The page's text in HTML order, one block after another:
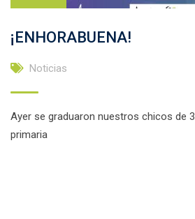
¡ENHORABUENA!
Noticias
Ayer se graduaron nuestros chicos de
primaria